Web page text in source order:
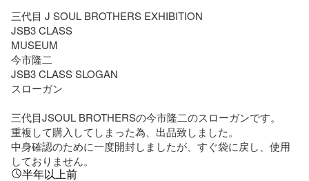
三代目 J SOUL BROTHERS EXHIBITION
JSB3 CLASS
MUSEUM
今市隆二
JSB3 CLASS SLOGAN
スローガン
三代目JSOUL BROTHERSの今市隆二のスローガンです。
重複して購入してしまった為、出品致しました。
中身確認のために一度開封しましたが、すぐ袋に戻し、使用
しておりません。
半年以上前